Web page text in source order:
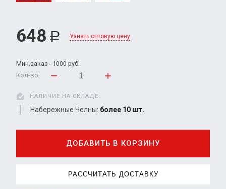
648 Р Узнать оптовую цену
Мин.заказ - 1000 руб.
Кол-во:
НАЛИЧИЕ НА СКЛАДЕ:
Набережные Челны: более 10 шт.
ДОБАВИТЬ В КОРЗИНУ
РАССЧИТАТЬ ДОСТАВКУ